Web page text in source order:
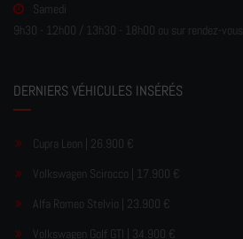
Samedi
9h30 - 12h00 / 13h30 - 18h00 ou sur rendez-vous
DERNIERS VÉHICULES INSÉRÉS
Cupra Leon | 26.900 €
Volkswagen Scirocco | 17.900 €
Alfa Romeo Stelvio | 23.900 €
Volkswagen Golf GTI | 34.900 €